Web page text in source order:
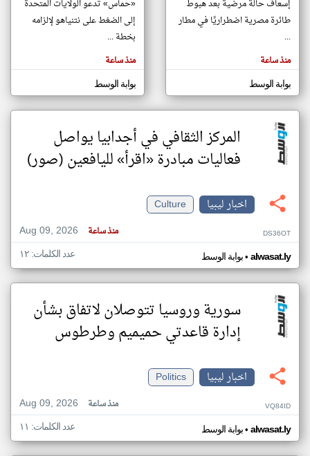
مصادر الأخبار من ليبيا
اخبار ليبيا على مدار الساعة
أهم اخبار ليبيا العاجلة والمباشرة
المقالات
هنا عن
وجهة
كاتبيها.
إسعاف حالة مرضية بعد هبوط
طائرة مصرية اضطراريًا في مطار
...
منذ ساعة
بوابة الوسط
«حماس» تدعو الولايات المتحدة
إلى الضغط على نتنياهو لإلزامه
بخطة ...
منذ ساعة
بوابة الوسط
المركز الثقافي في أجدابيا يواصل
فعاليات مبادرة «اقرأ» لليافعين (صور)
اخبار ليبيا
Culture
Aug 09, 2026
منذ ساعة DS36OT
بوابة الوسط• alwasat.ly عدد الكلمات: ١٢
سورية وروسيا تتوصلان لاتفاق بشأن
إدارة قاعدتي حميميم وطرطوس
اخبار ليبيا
Politics
Aug 09, 2026
منذ ساعة VQ84ID
بوابة الوسط• alwasat.ly عدد الكلمات: ١١
klyoum.com